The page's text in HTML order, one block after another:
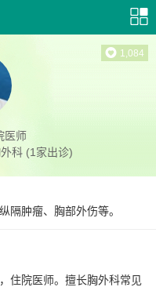
医师
科 (1家出诊)
1,084
隔肿瘤、胸部外伤等。
住院医师。擅长胸外科常见